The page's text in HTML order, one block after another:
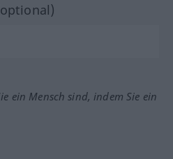
ein Mensch sind, indem Sie ein